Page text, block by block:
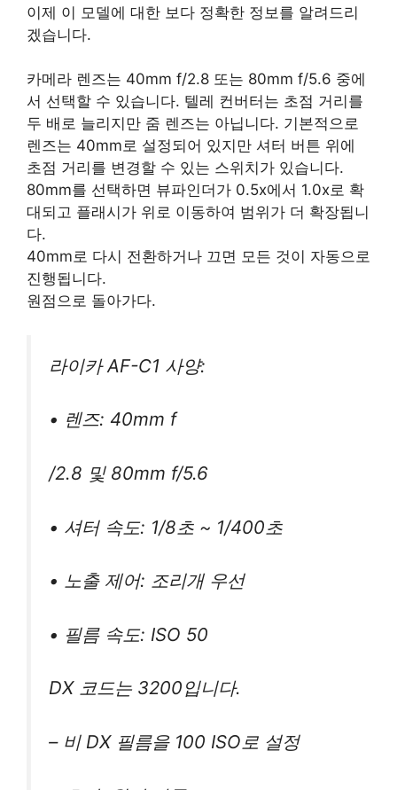
이제 이 모델에 대한 보다 정확한 정보를 알려드리
겠습니다.
카메라 렌즈는 40mm f/2.8 또는 80mm f/5.6 중에
서 선택할 수 있습니다. 텔레 컨버터는 초점 거리를
두 배로 늘리지만 줌 렌즈는 아닙니다. 기본적으로
렌즈는 40mm로 설정되어 있지만 셔터 버튼 위에
초점 거리를 변경할 수 있는 스위치가 있습니다.
80mm를 선택하면 뷰파인더가 0.5x에서 1.0x로 확
대되고 플래시가 위로 이동하여 범위가 더 확장됩니
다.
40mm로 다시 전환하거나 끄면 모든 것이 자동으로
진행됩니다.
원점으로 돌아가다.
라이카 AF-C1 사양:
• 렌즈: 40mm f
/2.8 및 80mm f/5.6
• 셔터 속도: 1/8초 ~ 1/400초
• 노출 제어: 조리개 우선
• 필름 속도: ISO 50
DX 코드는 3200입니다.
– 비 DX 필름을 100 ISO로 설정